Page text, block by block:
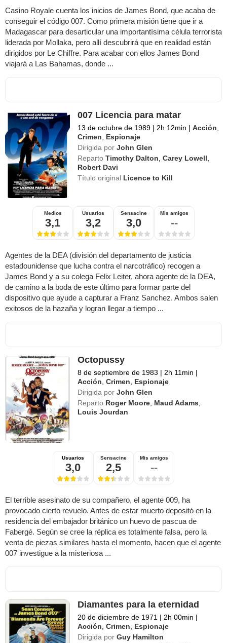
Casino Royale cuenta los inicios de James Bond, que acaba de
conseguir el código 007. Como primera misión tiene que ir a
Madagascar para desarticular una importantísima célula terrorista
liderada por Mollaka, pero allí descubrirá que en realidad están
dirigidos por Le Chiffre. Para acabar con ellos James Bond
viajará a Las Bahamas, donde ...
007 Licencia para matar
13 de octubre de 1989 | 2h 12min | Acción,
Crimen, Espionaje
Dirigida por John Glen
Reparto Timothy Dalton,Carey Lowell,
Robert Davi
Título original Licence to Kill
Medios
3,1
Usuarios
3,2
Sensacine
3,0
Mis amigos
--
Agentes de la DEA (división del departamento de justicia
estadounidense que lucha contra el narcotráfico) recogen a
James Bond y a su colega Felix Leiter, ahora agente de la DEA,
de camino a la boda de este último para formar parte del
dispositivo que ayude a capturar a Franz Sanchez. Ambos salen
exitosos de la hazaña y logran llegar a tiempo ...
Octopussy
8 de septiembre de 1983 | 2h 11min |
Acción,Crimen, Espionaje
Dirigida por John Glen
Reparto Roger Moore, Maud Adams,
Louis Jourdan
Usuarios
3,0
Sensacine
2,5
Mis amigos
--
El terrible asesinato de su compañero, el agente 009, ha
provocado cierto revuelo. Antes de estar muerto depositó en la
residencia del embajador británico un huevo de pascua de
Fabergé. Según se cree la réplica es totalmente falsa, pero la
venta de piezas similares hasta el momento, hacen que el agente
007 investigue a la misteriosa ...
Diamantes para la eternidad
20 de diciembre de 1971 | 2h 00min |
Acción,Crimen, Espionaje
Dirigida por Guy Hamilton